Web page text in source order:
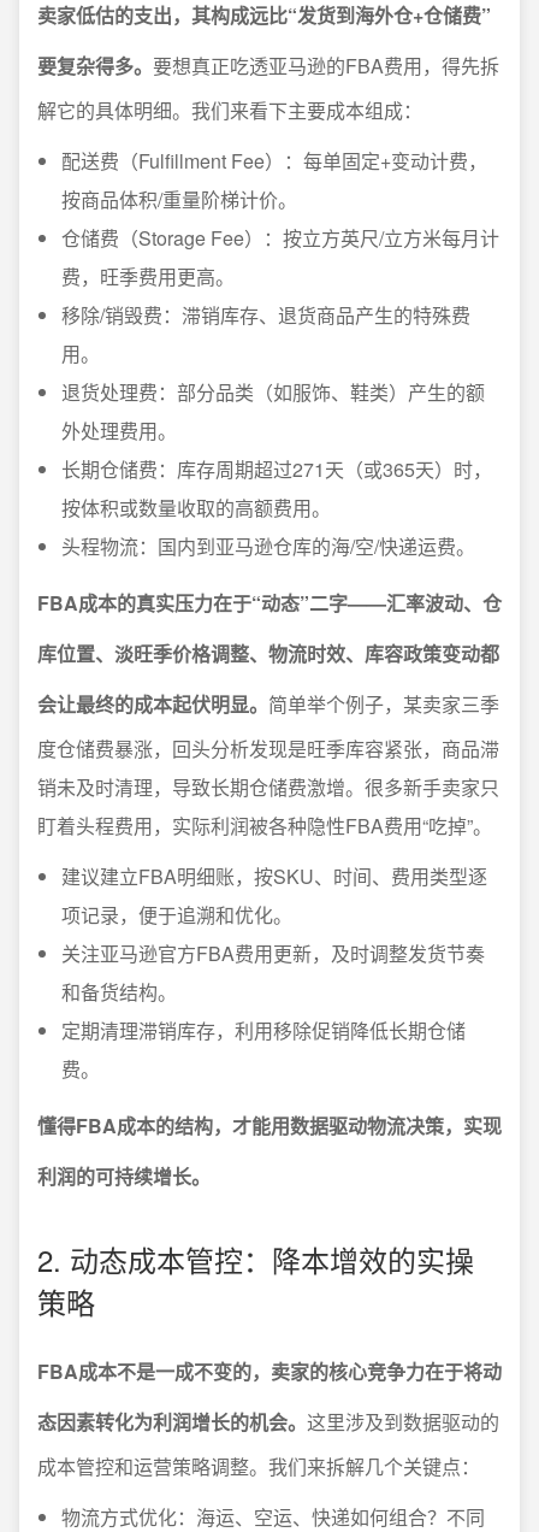
卖家低估的支出，其构成远比“发货到海外仓+仓储费”
要复杂得多。 要想真正吃透亚马逊的FBA费用，得先拆
解它的具体明细。我们来看下主要成本组成：
配送费（Fulfillment Fee）：每单固定+变动计费，
按商品体积/重量阶梯计价。
仓储费（Storage Fee）：按立方英尺/立方米每月计
费，旺季费用更高。
移除/销毁费：滞销库存、退货商品产生的特殊费
用。
退货处理费：部分品类（如服饰、鞋类）产生的额
外处理费用。
长期仓储费：库存周期超过271天（或365天）时，
按体积或数量收取的高额费用。
头程物流：国内到亚马逊仓库的海/空/快递运费。
FBA成本的真实压力在于“动态”二字——汇率波动、仓
库位置、淡旺季价格调整、物流时效、库容政策变动都
会让最终的成本起伏明显。 简单举个例子，某卖家三季
度仓储费暴涨，回头分析发现是旺季库容紧张，商品滞
销未及时清理，导致长期仓储费激增。很多新手卖家只
盯着头程费用，实际利润被各种隐性FBA费用“吃掉”。
建议建立FBA明细账，按SKU、时间、费用类型逐
项记录，便于追溯和优化。
关注亚马逊官方FBA费用更新，及时调整发货节奏
和备货结构。
定期清理滞销库存，利用移除促销降低长期仓储
费。
懂得FBA成本的结构，才能用数据驱动物流决策，实现
利润的可持续增长。
2. 动态成本管控：降本增效的实操
策略
FBA成本不是一成不变的，卖家的核心竞争力在于将动
态因素转化为利润增长的机会。 这里涉及到数据驱动的
成本管控和运营策略调整。我们来拆解几个关键点：
物流方式优化：海运、空运、快递如何组合？不同